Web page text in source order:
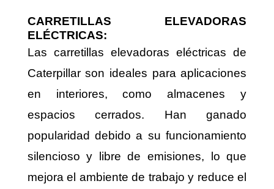
CARRETILLAS ELEVADORAS
ELÉCTRICAS:
Las carretillas elevadoras eléctricas de
Caterpillar son ideales para aplicaciones
en interiores, como almacenes y
espacios cerrados. Han ganado
popularidad debido a su funcionamiento
silencioso y libre de emisiones, lo que
mejora el ambiente de trabajo y reduce el